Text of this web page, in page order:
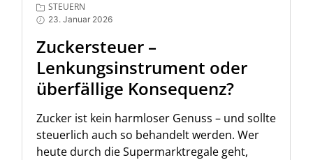
STEUERN
23. Januar 2026
Zuckersteuer –
Lenkungsinstrument oder
überfällige Konsequenz?
Zucker ist kein harmloser Genuss – und sollte
steuerlich auch so behandelt werden. Wer
heute durch die Supermarktregale geht,